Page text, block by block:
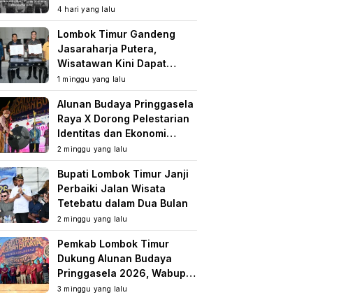
Samuhita Sakre
4 hari yang lalu
Lombok Timur Gandeng
Jasaraharja Putera,
Wisatawan Kini Dapat
Perlindungan Asuransi di
Destinasi Wisata
1 minggu yang lalu
Alunan Budaya Pringgasela
Raya X Dorong Pelestarian
Identitas dan Ekonomi
Masyarakat
2 minggu yang lalu
Bupati Lombok Timur Janji
Perbaiki Jalan Wisata
Tetebatu dalam Dua Bulan
2 minggu yang lalu
Pemkab Lombok Timur
Dukung Alunan Budaya
Pringgasela 2026, Wabup:
Kegiatan Berbasis
3 minggu yang lalu